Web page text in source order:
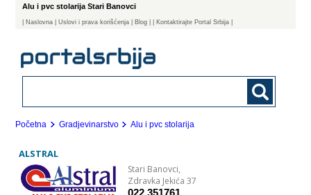
Alu i pvc stolarija Stari Banovci
Naslovna | Uslovi i prava korišćenja Blog | Kontaktirajte Portal Srbija |
Početna Gradjevinarstvo Alu i pvc stolarija
ALSTRAL
Stari Banovci,
Zdravka Jekića 37
022 351761